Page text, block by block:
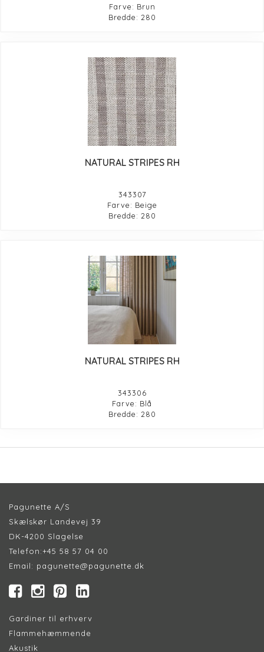
Farve: Brun
Bredde: 280
NATURAL STRIPES RH
343307
Farve: Beige
Bredde: 280
NATURAL STRIPES RH
343306
Farve: Blå
Bredde: 280
Pagunette A/S
Skælskør Landevej 39
DK-4200 Slagelse
Telefon:+45 58 57 04 00
Email: pagunette@pagunette.dk
Gardiner til erhverv
Flammehæmmende
Akustik